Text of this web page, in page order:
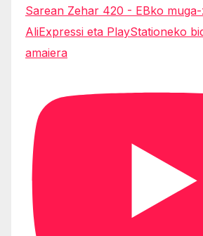
Sarean Zehar 420 - EBko
AliExpressi eta PlayStationeko
amaiera